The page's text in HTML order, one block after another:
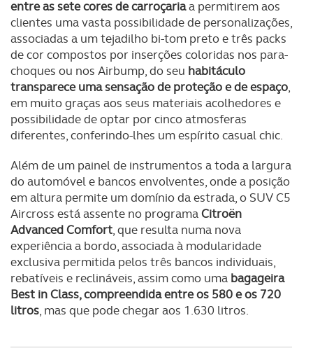
entre as sete cores de carroçariaa permitirem aos
clientes uma vasta possibilidade de personalizações,
associadas a um tejadilho bi-tom preto e três packs
de cor compostos por inserções coloridas nos para-
choques ou nos Airbump, do seu habitáculo
transparece uma sensação de proteção e de espaço,
em muito graças aos seus materiais acolhedores e
possibilidade de optar por cinco atmosferas
diferentes, conferindo-lhes um espírito casual chic.
Além de um painel de instrumentos a toda a largura
do automóvel e bancos envolventes, onde a posição
em altura permite um domínio da estrada, o SUV C5
Aircross está assente no programaCitroën
Advanced Comfort, que resulta numa nova
experiência a bordo, associada à modularidade
exclusiva permitida pelos três bancos individuais,
rebatíveis e reclináveis, assim como uma bagageira
Best in Class, compreendida entre os 580 e os 720
litros, mas que pode chegar aos 1.630 litros.